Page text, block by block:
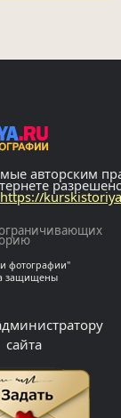
авторским
https://
фотографии"
защищены
сайта